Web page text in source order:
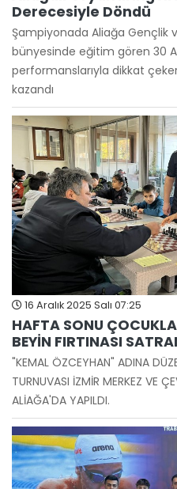
Derecesiyle Döndü
Şampiyonada Aliağa Gençlik
bünyesinde eğitim gören 30
performanslarıyla dikkat
kazandı
16 Aralık 2025 Salı 07:25
HAFTA SONU
BEYİN FIRTINASI
"KEMAL ÖZCEYHAN" ADINA
TURNUVASI İZMİR MERKEZ VE
ALİAĞA'DA YAPILDI.